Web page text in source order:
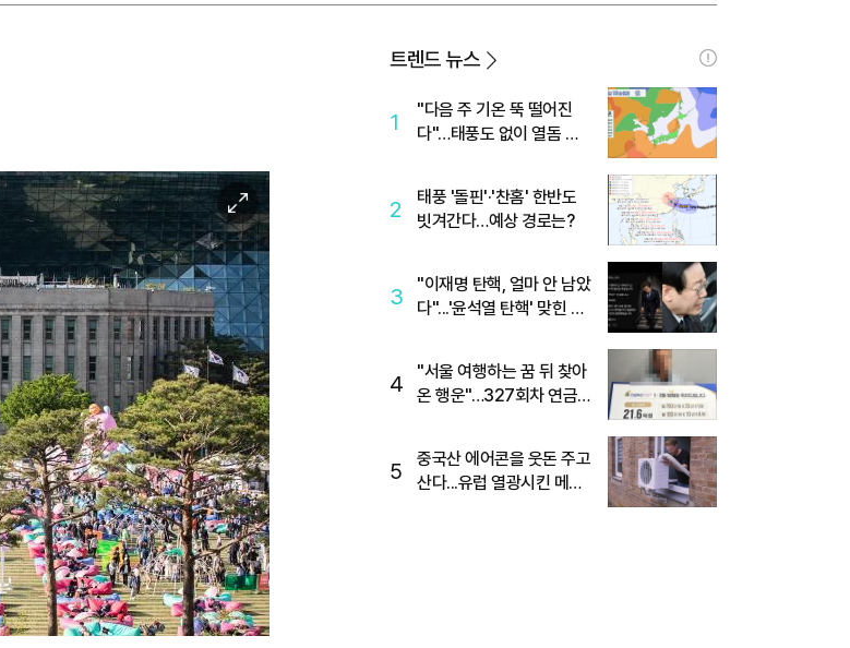
트
트
이
미
지
확
대
트렌드 뉴스
1
"다음 주 기온 뚝 떨어진
다"…태풍도 없이 열돔 박
2
태풍 '돌핀'·'찬홈' 한반도
빗겨간다…예상 경로는?
3
"이재명 탄핵, 얼마 안 남았
다"...'윤석열 탄핵' 맞힌 무
4
"서울 여행하는 꿈 뒤 찾아
온 행운"…327회차 연금
5
중국산 에어콘을 웃돈 주고
산다...유럽 열광시킨 메이